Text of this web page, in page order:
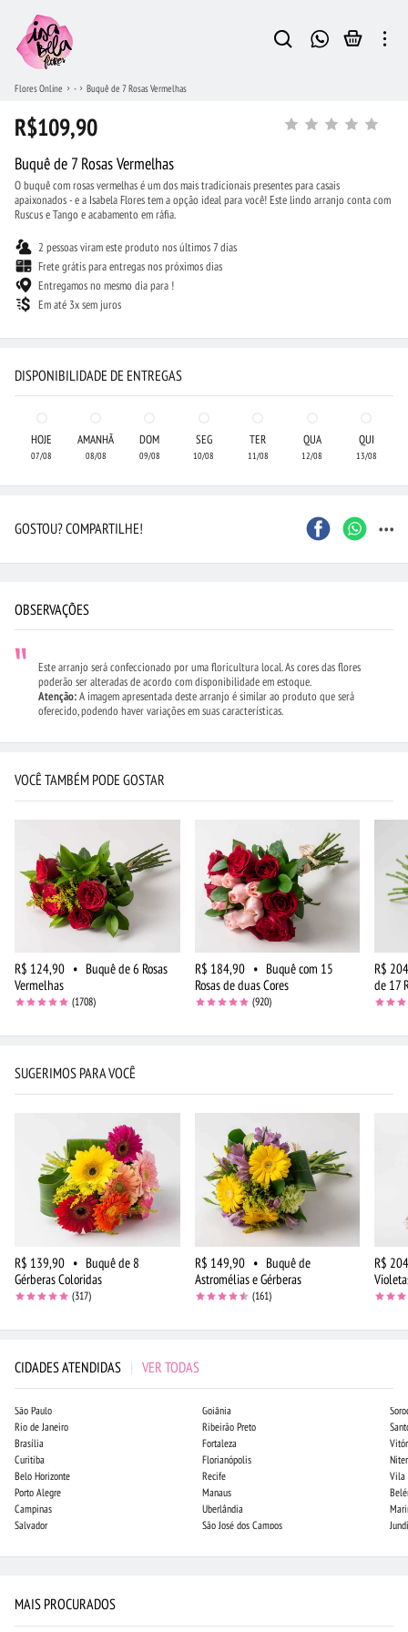
Flores Online - Buquê de 7 Rosas Vermelhas
R$109,90
Buquê de 7 Rosas Vermelhas
O buquê com rosas vermelhas é um dos mais tradicionais presentes para casais
apaixonados - e a Isabela Flores tem a opção ideal para você! Este lindo arranjo conta com
Ruscus e Tango e acabamento em ráfia.
2 pessoas viram este produto nos últimos 7 dias
Frete grátis para entregas nos próximos dias
Entregamos no mesmo dia para !
Em até 3x sem juros
DISPONIBILIDADE DE ENTREGAS
HOJE
07/08
AMANHÃ
08/08
DOM
09/08
SEG
10/08
TER
11/08
QUA
12/08
QUI
13/08
GOSTOU? COMPARTILHE! ...
OBSERVAÇÕES
Este arranjo será confeccionado por uma floricultura local. As cores das flores
poderão ser alteradas de acordo com disponibilidade em estoque.
Atenção:A imagem apresentada deste arranjo é similar ao produto que será
oferecido, podendo haver variações em suas características.
VOCÊ TAMBÉM PODE GOSTAR
R$ 124,90 • Buquê de 6 Rosas
Vermelhas
(1708)
R$ 184,90 • Buquê com 15
Rosas de duas Cores
(920)
R$
de 17
SUGERIMOS PARA VOCÊ
R$ 139,90 • Buquê de 8
Gérberas Coloridas
(317)
R$ 149,90 • Buquê de
Astromélias e Gérberas
(161)
R$
CIDADES ATENDIDAS | VER TODAS
São Paulo
Rio de Janeiro
Brasília
Curitiba
Belo Horizonte
Porto Alegre
Campinas
Salvador
Goiânia
Ribeirão Preto
Fortaleza
Florianópolis
Recife
Manaus
Uberlândia
São José dos Campos
Vila
MAIS PROCURADOS